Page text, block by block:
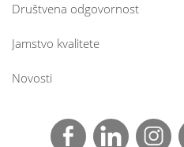
Društvena odgovornost
Jamstvo kvalitete
Novosti